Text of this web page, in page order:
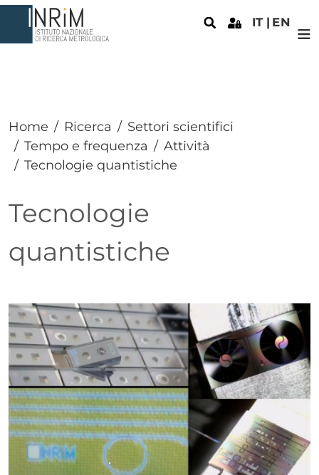
Salta al contenuto principale
IT EN
Home Ricerca
Settori scientifici
Tempo e frequenza
Attività
Tecnologie quantistiche
Tecnologie
quantistiche
Paragrafo
Immagine